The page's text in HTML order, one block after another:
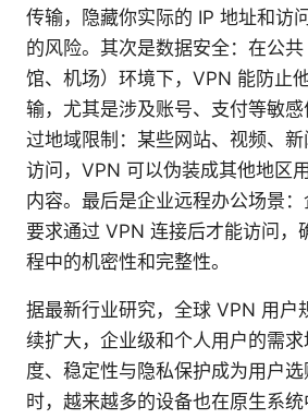
传输，隐藏你实际的 IP 地址和访
的风险。其次是数据安全：在公
馆、机场）环境下，VPN 能防止
输，尤其是涉及账号、支付等敏
过地域限制：某些网站、视频、
访问，VPN 可以伪装成其他地区
内容。最后是企业远程办公场景
要求通过 VPN 连接后才能访问，
程中的机密性和完整性。
据最新行业研究，全球 VPN 用户
续扩大，企业级和个人用户的需
度、稳定性与隐私保护成为用户
时，越来越多的设备也在原生系